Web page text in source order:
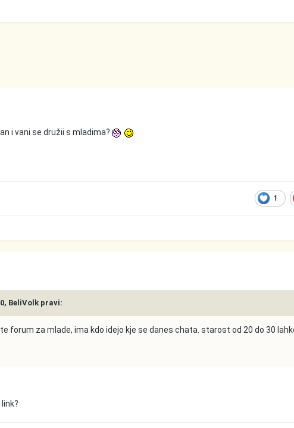
i vani se družii s mladima?
1
BeliVolk pravi:
forum za mlade, ima kdo idejo kje se danes chata. starost od 20 do 30